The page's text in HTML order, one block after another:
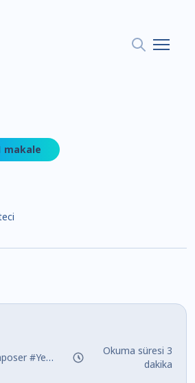
makale
#Yenilikler
Okuma süresi 3
dakika